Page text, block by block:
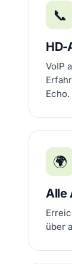
📞
HD-
VoIP
Echo.
🌍
Alle
über